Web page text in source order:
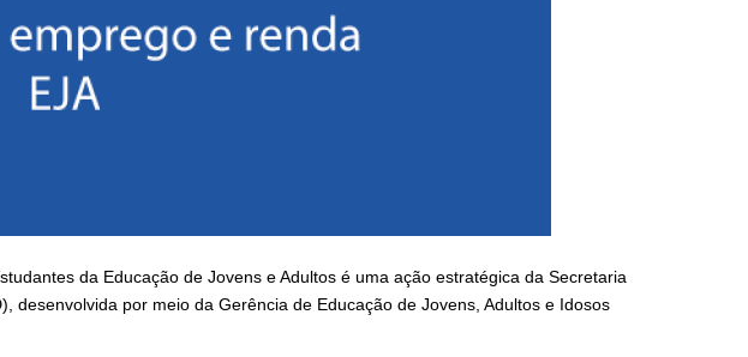
da Educação de Jovens e Adultos é uma ação estratégica da Secretaria
desenvolvida por meio da Gerência de Educação de Jovens, Adultos e Idosos